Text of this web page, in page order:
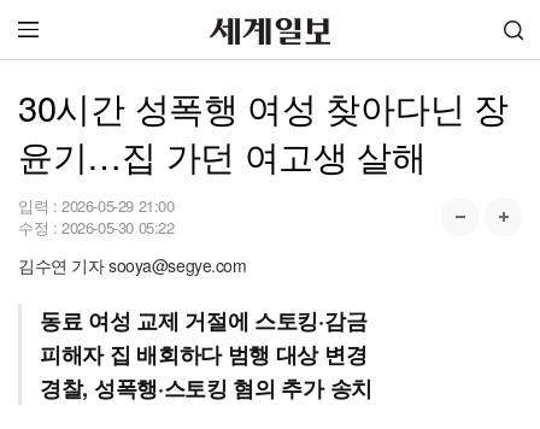
30시간 성폭행 여성 찾아다닌 장
윤기…집 가던 여고생 살해
입력 : 2026-05-29 21:00
수정 : 2026-05-30 05:22
김수연 기자 sooya@segye.com
동료 여성 교제 거절에 스토킹·감금
피해자 집 배회하다 범행 대상 변경
경찰, 성폭행·스토킹 혐의 추가 송치